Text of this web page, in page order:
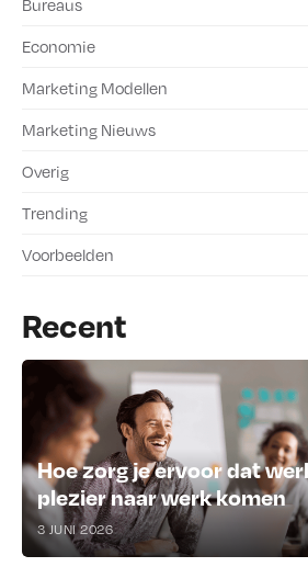
Bureaus
Economie
Marketing Modellen
Marketing Nieuws
Overig
Trending
Voorbeelden
Recent
Hoe zorg je ervoor dat
plezier naar werk komen
3 JUNI 2026